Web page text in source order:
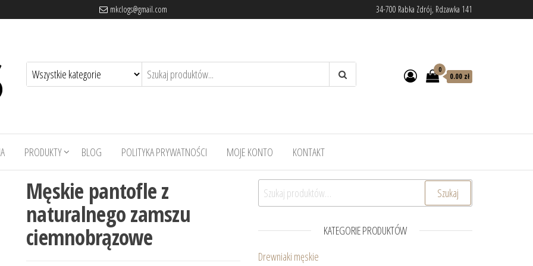
mkclogs@gmail.com 34-700 Rabka Zdrój, Rdzawka 141
0
0.00 zł
PRODUKTY BLOG POLITYKA PRYWATNOŚCI MOJE KONTO KONTAKT
Męskie pantofle z
naturalnego zamszu
ciemnobrązowe
Szukaj: Szukaj
KATEGORIE PRODUKTÓW
Drewniaki męskie